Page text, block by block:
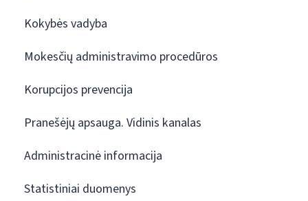
Kokybės vadyba
Mokesčių administravimo procedūros
Korupcijos prevencija
Pranešėjų apsauga. Vidinis kanalas
Administracinė informacija
Statistiniai duomenys